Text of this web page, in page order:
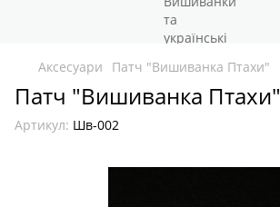
Аксесуари Патч "Вишиванка Птахи"
Патч "Вишиванка Птахи"
Артикул: Шв-002